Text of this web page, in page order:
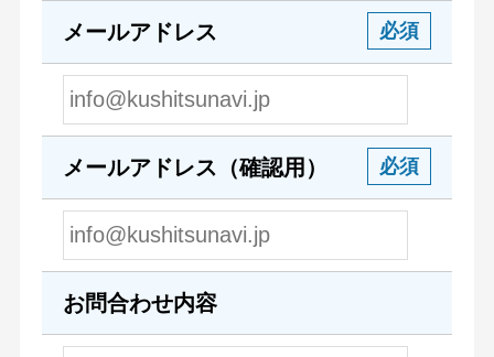
メールアドレス 必須
メールアドレス（確認用） 必須
お問合わせ内容